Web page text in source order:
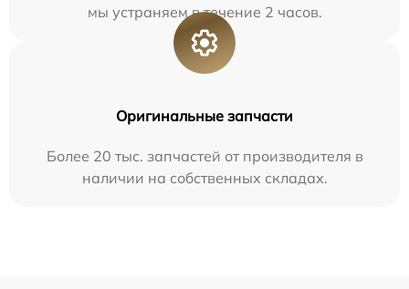
мы устраняем в течение 2 часов.
Оригинальные запчасти
Более 20 тыс. запчастей от производителя в
наличии на собственных складах.